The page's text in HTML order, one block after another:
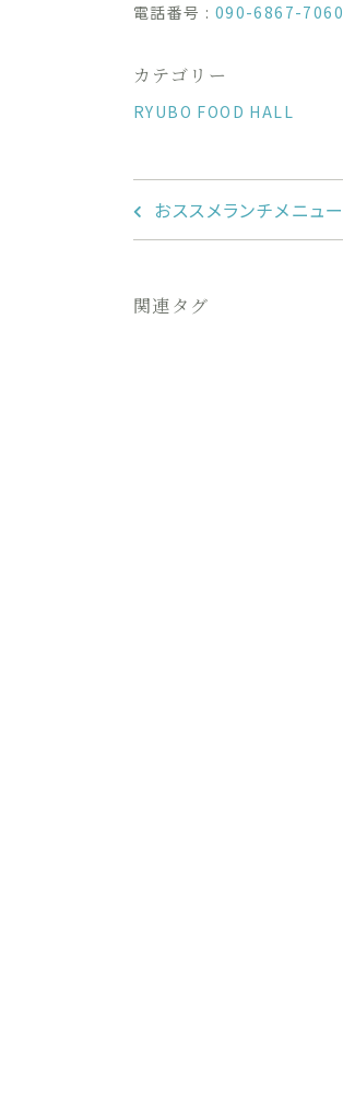
電話番号 : 090-6867-7060
カテゴリー
RYUBO FOOD HALL
おススメランチメニュー
関連タグ